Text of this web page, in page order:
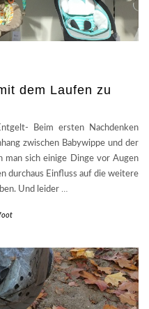
dem Laufen zu
Beim ersten Nachdenken
zwischen Babywippe und der
man sich einige Dinge vor Augen
durchaus Einfluss auf die weitere
Und leider …